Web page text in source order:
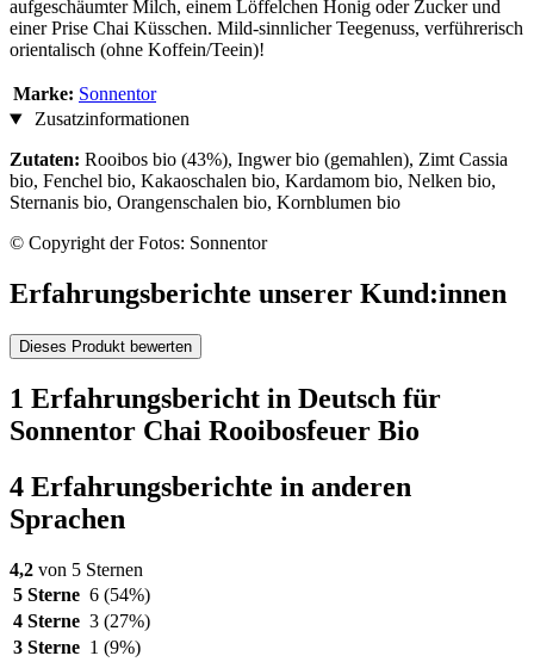
aufgeschäumter Milch, einem Löffelchen Honig oder Zucker und
einer Prise Chai Küsschen. Mild-sinnlicher Teegenuss, verführerisch
orientalisch (ohne Koffein/Teein)!
Marke: Sonnentor
Zusatzinformationen
Zutaten: Rooibos bio (43%), Ingwer bio (gemahlen), Zimt Cassia
bio, Fenchel bio, Kakaoschalen bio, Kardamom bio, Nelken bio,
Sternanis bio, Orangenschalen bio, Kornblumen bio
© Copyright der Fotos: Sonnentor
Erfahrungsberichte unserer Kund:innen
Dieses Produkt bewerten
1 Erfahrungsbericht in Deutsch für
Sonnentor Chai Rooibosfeuer Bio
4 Erfahrungsberichte in anderen
Sprachen
4,2 von 5 Sternen
5 Sterne 6 (54%)
4 Sterne 3 (27%)
3 Sterne 1 (9%)